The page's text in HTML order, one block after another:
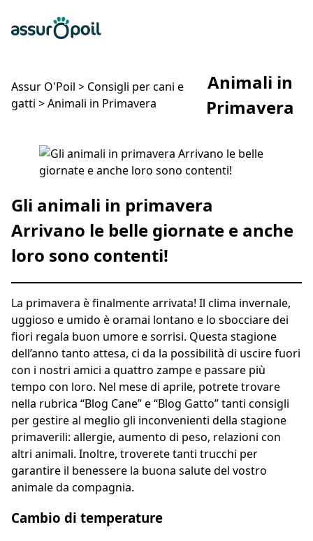
Assur O'Poil
Assur O'Poil > Consigli per cani e
gatti >Animali in Primavera
Animali in
Primavera
Animali in Primavera
Gli animali in primavera
Arrivano le belle giornate e anche
loro sono contenti!
La primavera è finalmente arrivata! Il clima invernale,
uggioso e umido è oramai lontano e lo sbocciare dei
fiori regala buon umore e sorrisi. Questa stagione
dell’anno tanto attesa, ci da la possibilità di uscire fuori
con i nostri amici a quattro zampe e passare più
tempo con loro. Nel mese di aprile, potrete trovare
nella rubrica “Blog Cane” e “Blog Gatto” tanti consigli
per gestire al meglio gli inconvenienti della stagione
primaverili: allergie, aumento di peso, relazioni con
altri animali. Inoltre, troverete tanti trucchi per
garantire il benessere la buona salute del vostro
animale da compagnia.
Cambio di temperature